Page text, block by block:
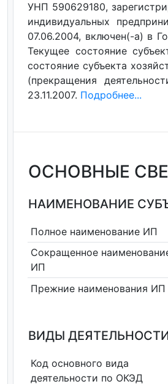
УНП 590629180,
индивидуальных
07.06.2004, включен(-a) в
Текущее состояние
состояние субъекта
(прекращения
23.11.2007. Подробнее...
ОСНОВНЫЕ
НАИМЕНОВАНИЕ
Полное наименование ИП
Сокращенное
ИП
Прежние наименования ИП
ВИДЫ
Код основного вида
деятельности по ОКЭД